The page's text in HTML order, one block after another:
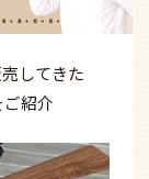
してきた
ご紹介